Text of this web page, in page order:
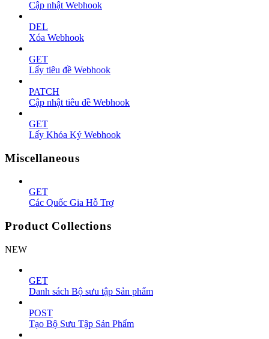
Cập nhật Webhook
DEL
Xóa Webhook
GET
Lấy tiêu đề Webhook
PATCH
Cập nhật tiêu đề Webhook
GET
Lấy Khóa Ký Webhook
Miscellaneous
GET
Các Quốc Gia Hỗ Trợ
Product Collections
NEW
GET
Danh sách Bộ sưu tập Sản phẩm
POST
Tạo Bộ Sưu Tập Sản Phẩm